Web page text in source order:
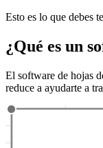
Esto es lo que debes
¿Qué es un
El software de hojas
reduce a ayudarte a